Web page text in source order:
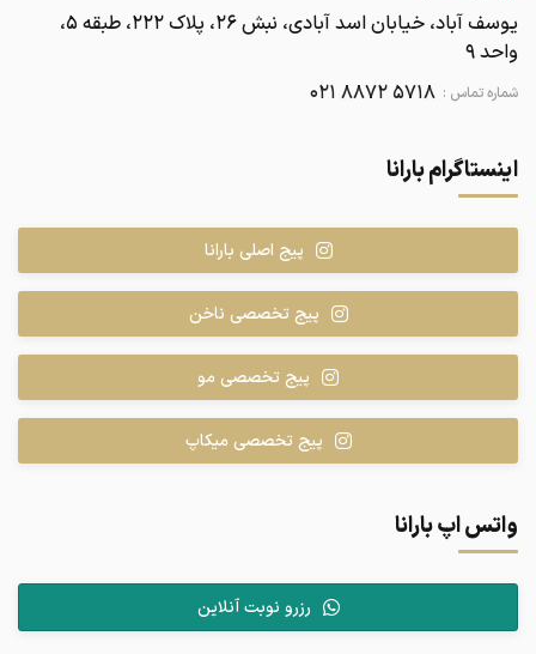
یوسف آباد، خیابان اسد آبادی، نبش ۲۶، پلاک ۲۲۲، طبقه ۵،
واحد ۹
شماره تماس : 021 8872 5718
اینستاگرام بارانا
پیج اصلی بارانا
پیج تخصصی ناخن
پیج تخصصی مو
پیج تخصصی میکاپ
واتس اپ بارانا
رزرو نوبت آنلاین